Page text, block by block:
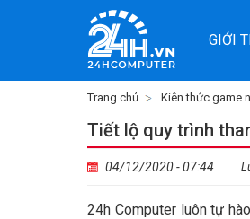
GIỚI
Trang chủ Kiên thức game
Tiết lộ quy trình
04/12/2020 - 07:44
24h Computer luôn tự